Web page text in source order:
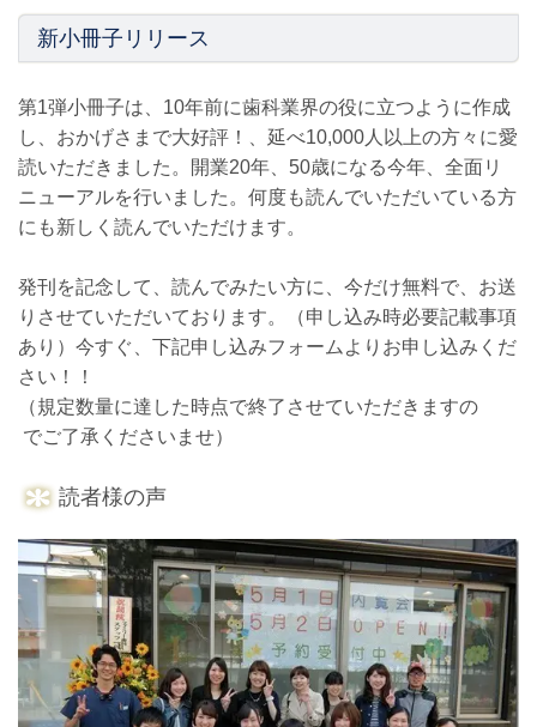
新小冊子リリース
第1弾小冊子は、10年前に歯科業界の役に立つように作成
し、おかげさまで大好評！、延べ10,000人以上の方々に愛
読いただきました。開業20年、50歳になる今年、全面リ
ニューアルを行いました。何度も読んでいただいている方
にも新しく読んでいただけます。
発刊を記念して、読んでみたい方に、今だけ無料で、お送
りさせていただいております。（申し込み時必要記載事項
あり） 今すぐ、下記申し込みフォームよりお申し込みくだ
さい！！
（規定数量に達した時点で終了させていただきますの
でご了承くださいませ）
読者様の声